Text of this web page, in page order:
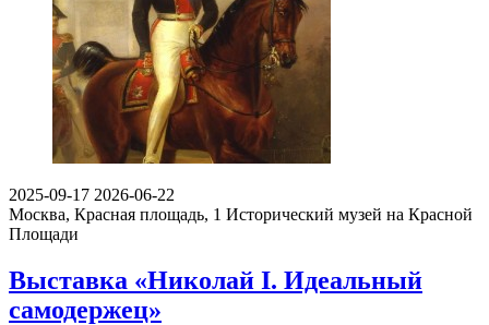
2025-09-17 2026-06-22
Москва, Красная площадь, 1 Исторический музей на Красной
Площади
Выставка «Николай I. Идеальный
самодержец»